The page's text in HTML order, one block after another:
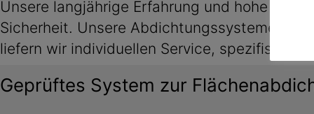
Unsere langjährige Erfahrung und hohe
Sicherheit. Unsere Abdichtungssysteme
liefern wir individuellen Service, spezifische
Geprüftes System zur